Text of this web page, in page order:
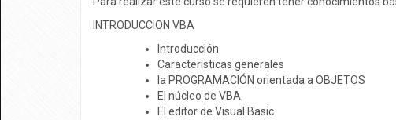
INTRODUCCION VBA
Introducción
Características generales
la PROGRAMACIÓN orientada a OBJETOS
El núcleo de VBA
El editor de Visual Basic